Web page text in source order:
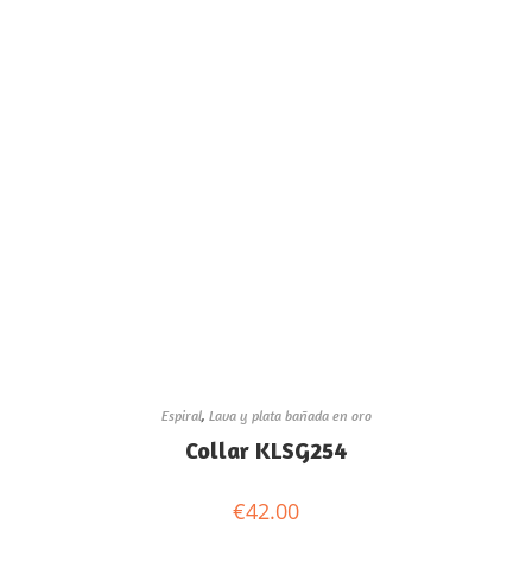
Espiral, Lava y plata bañada en oro
Collar KLSG254
€42.00